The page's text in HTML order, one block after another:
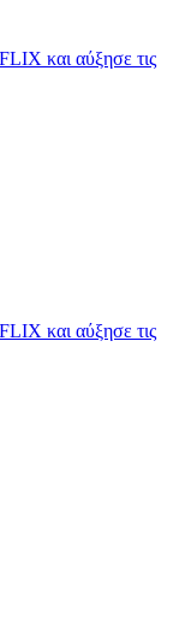
και αύξησε τις
και αύξησε τις